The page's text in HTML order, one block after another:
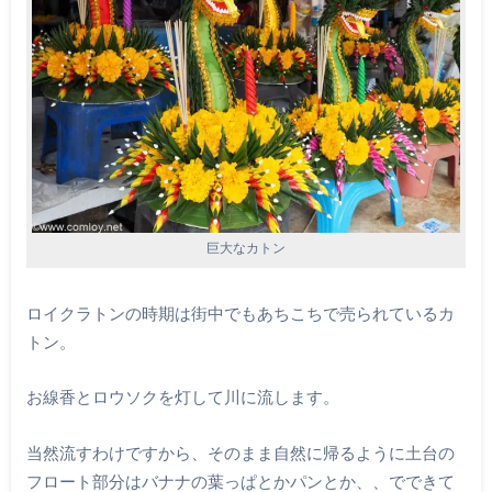
巨大なカトン
ロイクラトンの時期は街中でもあちこちで売られているカ
トン。
お線香とロウソクを灯して川に流します。
当然流すわけですから、そのまま自然に帰るように土台の
フロート部分はバナナの葉っぱとかパンとか、、でできて